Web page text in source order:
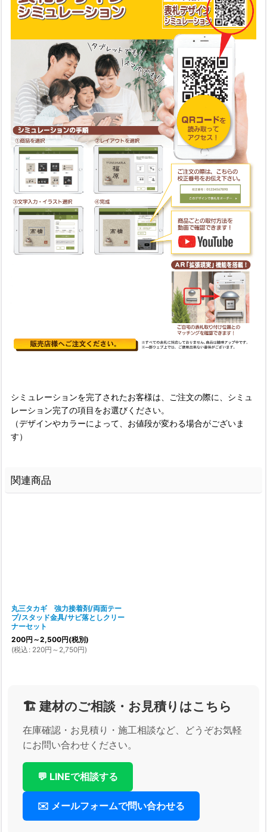
シミュレーションを完了されたお客様は、ご注文の際に、シミュ
レーション完了の項目をお選びください。
（デザインやカラーによって、お値段が変わる場合がございま
す）
関連商品
丸三タカギ 強力接着剤/両面テー
プ/スタッド金具/サビ落としクリー
ナーセット
200円 ～2,500円(税別)
(税込 : 220円 ～2,750円)
🏗️ 建材のご相談・お見積りはこちら
在庫確認・お見積り・施工相談など、どうぞお気軽
にお問い合わせください。
💬 LINEで相談する
✉️ メールフォームで問い合わせる